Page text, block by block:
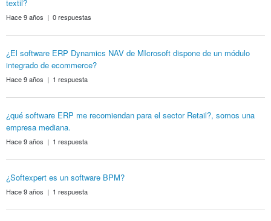
textil?
Hace 9 años | 0 respuestas
¿El software ERP Dynamics NAV de MIcrosoft dispone de un módulo
integrado de ecommerce?
Hace 9 años | 1 respuesta
¿qué software ERP me recomiendan para el sector Retail?, somos una
empresa mediana.
Hace 9 años | 1 respuesta
¿Softexpert es un software BPM?
Hace 9 años | 1 respuesta